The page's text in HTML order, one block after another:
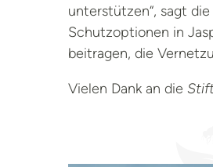
unterstützen“, sagt
Schutzoptionen in
beitragen, die
Vielen Dank an die